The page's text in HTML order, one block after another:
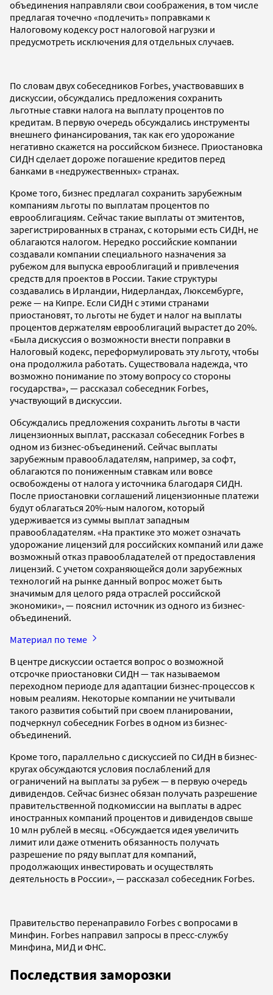
объединения направляли свои соображения, в том числе
предлагая точечно «подлечить» поправками к
Налоговому кодексу рост налоговой нагрузки и
предусмотреть исключения для отдельных случаев.
По словам двух собеседников Forbes, участвовавших в
дискуссии, обсуждались предложения сохранить
льготные ставки налога на выплату процентов по
кредитам. В первую очередь обсуждались инструменты
внешнего финансирования, так как его удорожание
негативно скажется на российском бизнесе. Приостановка
СИДН сделает дороже погашение кредитов перед
банками в «недружественных» странах.
Кроме того, бизнес предлагал сохранить зарубежным
компаниям льготы по выплатам процентов по
еврооблигациям. Сейчас такие выплаты от эмитентов,
зарегистрированных в странах, с которыми есть СИДН, не
облагаются налогом. Нередко российские компании
создавали компании специального назначения за
рубежом для выпуска еврооблигаций и привлечения
средств для проектов в России. Такие структуры
создавались в Ирландии, Нидерландах, Люксембурге,
реже — на Кипре. Если СИДН с этими странами
приостановят, то льготы не будет и налог на выплаты
процентов держателям еврооблигаций вырастет до 20%.
«Была дискуссия о возможности внести поправки в
Налоговый кодекс, переформулировать эту льготу, чтобы
она продолжила работать. Существовала надежда, что
возможно понимание по этому вопросу со стороны
государства», — рассказал собеседник Forbes,
участвующий в дискуссии.
Обсуждались предложения сохранить льготы в части
лицензионных выплат, рассказал собеседник Forbes в
одном из бизнес-объединений. Сейчас выплаты
зарубежным правообладателям, например, за софт,
облагаются по пониженным ставкам или вовсе
освобождены от налога у источника благодаря СИДН.
После приостановки соглашений лицензионные платежи
будут облагаться 20%-ным налогом, который
удерживается из суммы выплат западным
правообладателям. «На практике это может означать
удорожание лицензий для российских компаний или даже
возможный отказ правообладателей от предоставления
лицензий. С учетом сохраняющейся доли зарубежных
технологий на рынке данный вопрос может быть
значимым для целого ряда отраслей российской
экономики», — пояснил источник из одного из бизнес-
объединений.
Материал по теме
В центре дискуссии остается вопрос о возможной
отсрочке приостановки СИДН — так называемом
переходном периоде для адаптации бизнес-процессов к
новым реалиям. Некоторые компании не учитывали
такого развития событий при своем планировании,
подчеркнул собеседник Forbes в одном из бизнес-
объединений.
Кроме того, параллельно с дискуссией по СИДН в бизнес-
кругах обсуждаются условия послаблений для
ограничений на выплаты за рубеж — в первую очередь
дивидендов. Сейчас бизнес обязан получать разрешение
правительственной подкомиссии на выплаты в адрес
иностранных компаний процентов и дивидендов свыше
10 млн рублей в месяц. «Обсуждается идея увеличить
лимит или даже отменить обязанность получать
разрешение по ряду выплат для компаний,
продолжающих инвестировать и осуществлять
деятельность в России», — рассказал собеседник Forbes.
Правительство перенаправило Forbes с вопросами в
Минфин. Forbes направил запросы в пресс-службу
Минфина, МИД и ФНС.
Последствия заморозки